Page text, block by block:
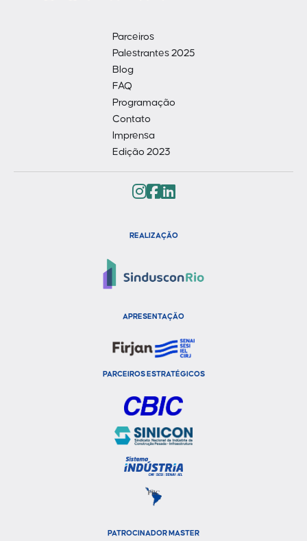
Parceiros
Palestrantes 2025
Blog
FAQ
Programação
Contato
Imprensa
Edição 2023
REALIZAÇÃO
APRESENTAÇÃO
PARCEIROS ESTRATÉGICOS
PATROCINADOR MASTER